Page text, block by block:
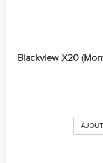
Blackview X20